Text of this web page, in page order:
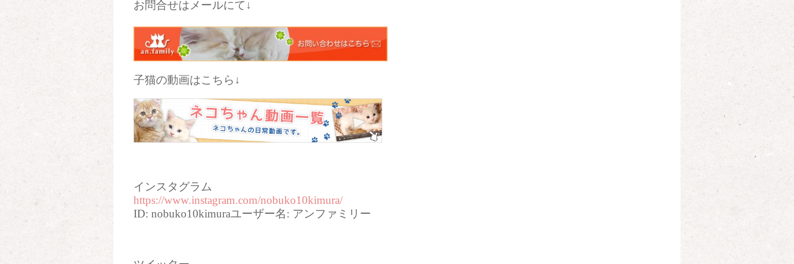
お問合せはメールにて↓
子猫の動画はこちら↓
インスタグラム
https://www.instagram.com/nobuko10kimura/
ID: nobuko10kimuraユーザー名: アンファミリー